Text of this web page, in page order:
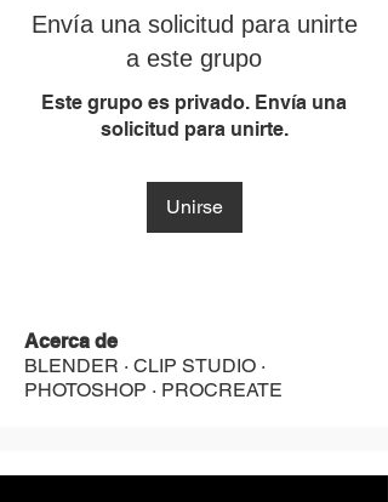
Envía una solicitud para unirte
a este grupo
Este grupo es privado. Envía una
solicitud para unirte.
Unirse
Acerca de
BLENDER · CLIP STUDIO ·
PHOTOSHOP · PROCREATE